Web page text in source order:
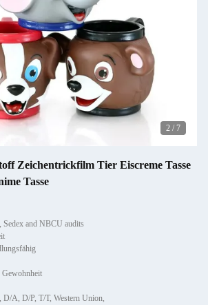
2 / 7
Zeichentrickfilm Tier Eiscreme Tasse
Tasse
and NBCU audits
D/A, D/P, T/T, Western Union,